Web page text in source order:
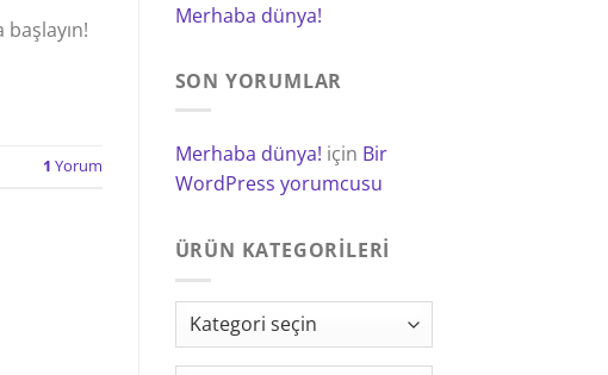
başlayın!
1 Yorum
Merhaba dünya!
SON YORUMLAR
Merhaba dünya! için Bir
WordPress yorumcusu
ÜRÜN KATEGORILERI